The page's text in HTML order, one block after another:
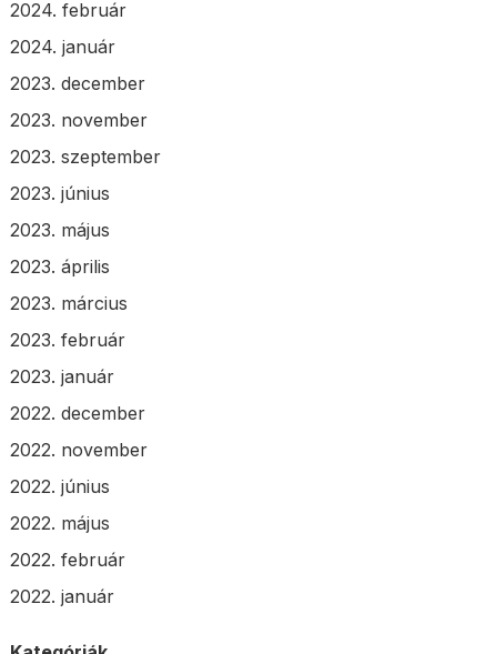
2024. február
2024. január
2023. december
2023. november
2023. szeptember
2023. június
2023. május
2023. április
2023. március
2023. február
2023. január
2022. december
2022. november
2022. június
2022. május
2022. február
2022. január